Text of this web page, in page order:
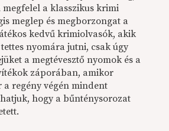
a klasszikus krimi
meglep és megborzongat a
kedvű krimiolvasók, akik
nyomára jutni, csak úgy
a megtévesztő nyomok és a
záporában, amikor
regény végén mindent
hogy a bűnténysorozat